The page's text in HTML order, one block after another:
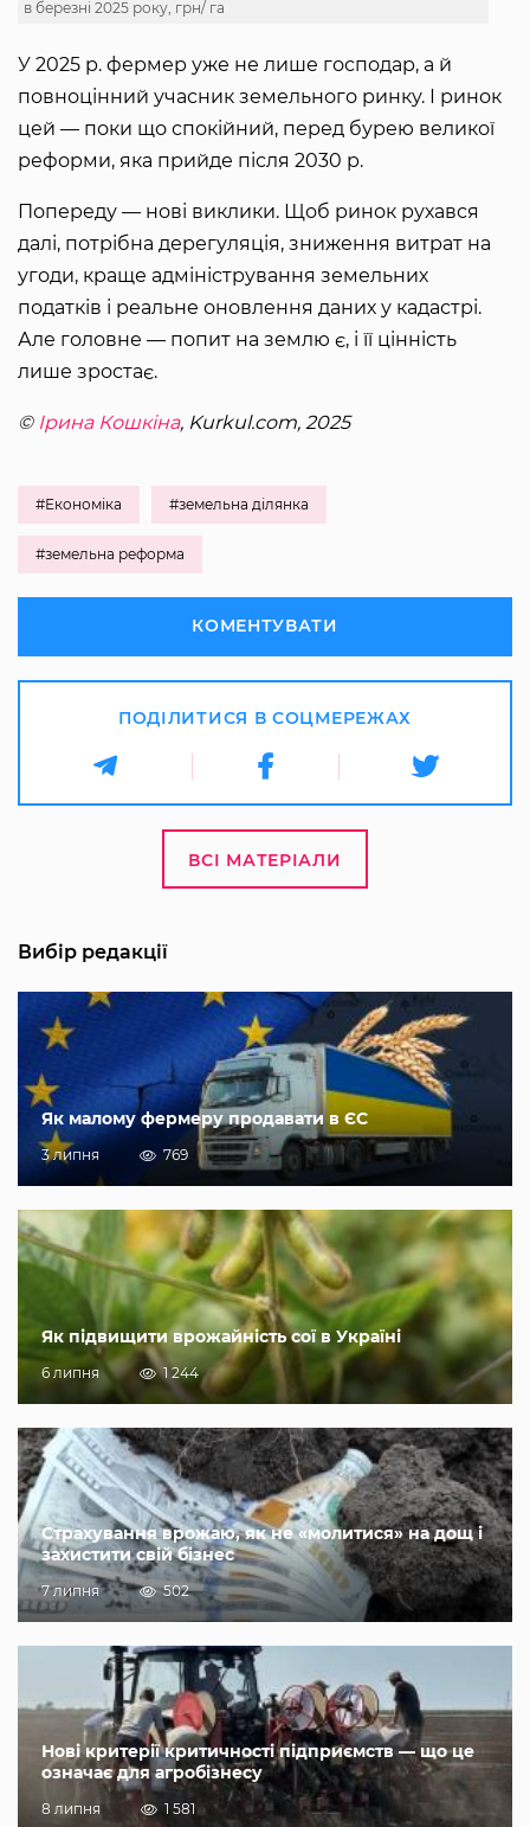
в березні 2025 року, грн/ га
У 2025 р. фермер уже не лише господар, а й
повноцінний учасник земельного ринку. І ринок
цей — поки що спокійний, перед бурею великої
реформи, яка прийде після 2030 р.
Попереду — нові виклики. Щоб ринок рухався
далі, потрібна дерегуляція, зниження витрат на
угоди, краще адміністрування земельних
податків і реальне оновлення даних у кадастрі.
Але головне — попит на землю є, і її цінність
лише зростає.
© Ірина Кошкіна, Kurkul.com, 2025
#Економіка #земельна ділянка
#земельна реформа
КОМЕНТУВАТИ
ПОДІЛИТИСЯ В СОЦМЕРЕЖАХ
ВСІ МАТЕРІАЛИ
Вибір редакції
Як малому фермеру продавати в ЄС
3 липня 769
Як підвищити врожайність сої в Україні
6 липня 1 244
Страхування врожаю, як не «молитися» на дощ і
захистити свій бізнес
7 липня 502
Нові критерії критичності підприємств — що це
означає для агробізнесу
8 липня 1 581